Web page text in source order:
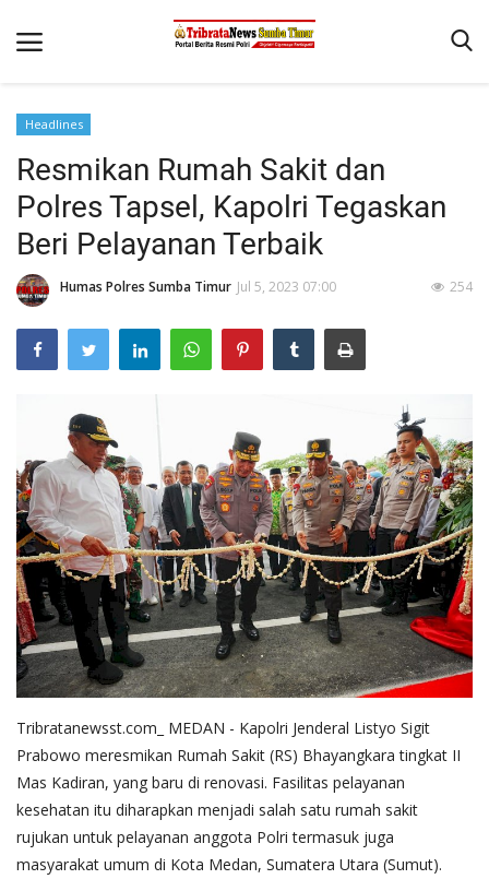
Beranda
Terms & Conditions
Reskrim
Binkam
Giat Ops
Polisi Kita
Lantas
Jurnal Kamtibmas
Headlines
Resmikan Rumah Sakit dan
Polres Tapsel, Kapolri Tegaskan
Beri Pelayanan Terbaik
Humas Polres Sumba Timur Jul 5, 2023 07:00 254
Tribratanewsst.com_ MEDAN - Kapolri Jenderal Listyo Sigit
Prabowo meresmikan Rumah Sakit (RS) Bhayangkara tingkat II
Mas Kadiran, yang baru di renovasi. Fasilitas pelayanan
kesehatan itu diharapkan menjadi salah satu rumah sakit
rujukan untuk pelayanan anggota Polri termasuk juga
masyarakat umum di Kota Medan, Sumatera Utara (Sumut).